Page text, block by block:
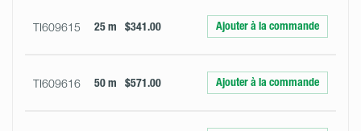
TI609615 25 m $341.00 Ajouter à la commande
TI609616 50 m $571.00 Ajouter à la commande